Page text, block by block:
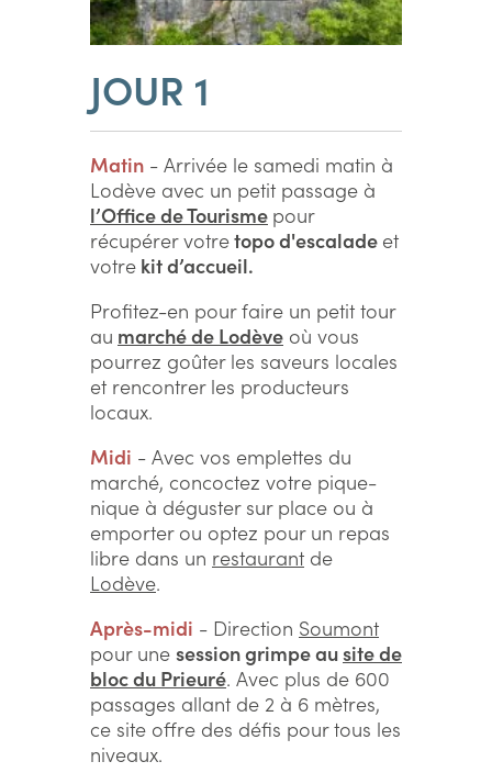
JOUR 1
Matin - Arrivée le samedi matin à
Lodève avec un petit passage à
l’Office de Tourisme pour
récupérer votretopo d'escalade et
votre kit d’accueil.
Profitez-en pour faire un petit tour
au marché de Lodève où vous
pourrez goûter les saveurs locales
et rencontrer les producteurs
locaux.
Midi - Avec vos emplettes du
marché, concoctez votre pique-
nique à déguster sur place ou à
emporter ou optez pour un repas
libre dans un restaurant de
Lodève.
Après-midi - Direction Soumont
pour une session grimpe ausite de
bloc du Prieuré. Avec plus de 600
passages allant de 2 à 6 mètres,
ce site offre des défis pour tous les
niveaux.